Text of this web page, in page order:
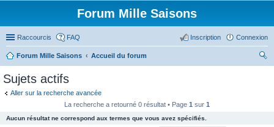
Forum Mille Saisons
Raccourcis FAQ Connexion
Inscription
Forum Mille Saisons
Accueil du forum
Sujets actifs
Aller sur la recherche avancée
La recherche a retourné 0 résultat • Page 1 sur 1
Aucun résultat ne correspond aux termes que vous avez spécifiés.